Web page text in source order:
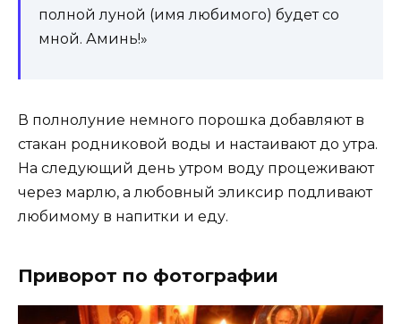
полной луной (имя любимого) будет со
мной. Аминь!»
В полнолуние немного порошка добавляют в
стакан родниковой воды и настаивают до утра.
На следующий день утром воду процеживают
через марлю, а любовный эликсир подливают
любимому в напитки и еду.
Приворот по фотографии